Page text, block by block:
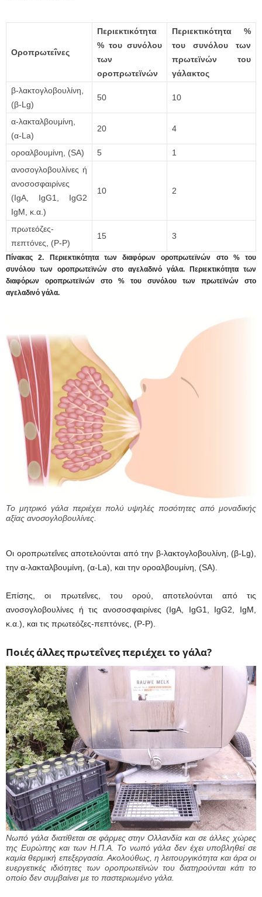
Οροπρωτεΐνες
Περιεκτικότητα
% του συνόλου
των
οροπρωτεϊνών
Περιεκτικότητα %
του συνόλου των
πρωτεϊνών του
γάλακτος
β-λακτογλοβουλίνη,
(β-Lg)
50 10
α-λακταλβουμίνη,
(α-La)
20 4
οροαλβουμίνη, (SA) 5
1
ανοσογλοβουλίνες ή
ανοσοσφαιρίνες
(IgA, IgG1, IgG2
IgM, κ.α.)
10 2
πρωτεόζες-
πεπτόνες, (P-P)
15 3
Πίνακας 2. Περιεκτικότητα των διαφόρων οροπρωτεϊνών στο % του
συνόλου των οροπρωτεϊνών στο αγελαδινό γάλα. Περιεκτικότητα των
διαφόρων οροπρωτεϊνών στο % του συνόλου των πρωτεϊνών στο
αγελαδινό γάλα.
Το μητρικό γάλα περιέχει πολύ υψηλές ποσότητες από μοναδικής
αξίας ανοσογλοβουλίνες.
Οι οροπρωτεΐνες αποτελούνται από την β-λακτογλοβουλίνη, (β-Lg),
την α-λακταλβουμίνη, (α-La), και την οροαλβουμίνη, (SA).
Επίσης, οι πρωτεΐνες, του ορού, αποτελούνται από τις
ανοσογλοβουλίνες ή τις ανοσοσφαιρίνες (IgA, IgG1, IgG2, IgM,
κ.α.), και τις πρωτεόζες-πεπτόνες, (P-P).
Ποιές άλλες πρωτεΐνες περιέχει το γάλα?
Νωπό γάλα διατίθεται σε φάρμες στην Ολλανδία και σε άλλες χώρες
της Ευρώπης και των Η.Π.Α. Το νωπό γάλα δεν έχει υποβληθεί σε
καμία θερμική επεξεργασία. Ακολούθως, η λειτουργικότητα και άρα οι
ευεργετικές ιδιότητες των οροπρωτεϊνών του διατηρούνται κάτι το
οποίο δεν συμβαίνει με το παστεριωμένο γάλα.